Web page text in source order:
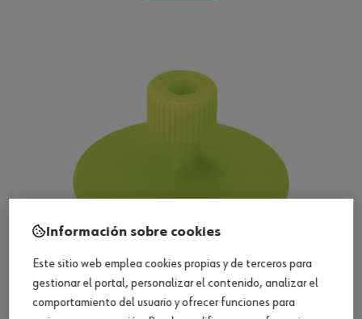
Adapt. redondo/rígido para extractor
Información sobre cookies
Este sitio web emplea cookies propias y de terceros para
gestionar el portal, personalizar el contenido, analizar el
comportamiento del usuario y ofrecer funciones para